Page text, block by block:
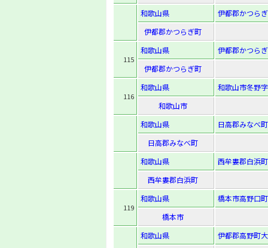
和歌山県
伊都郡かつら
伊都郡かつらぎ町
115
和歌山県
伊都郡かつら
伊都郡かつらぎ町
116
和歌山県
和歌山市冬野
和歌山市
和歌山県
日高郡みなべ
日高郡みなべ町
和歌山県
西牟婁郡白浜
西牟婁郡白浜町
119
和歌山県
橋本市高野口
橋本市
和歌山県
伊都郡高野町